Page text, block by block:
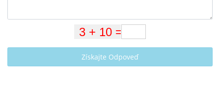
Získajte Odpoveď